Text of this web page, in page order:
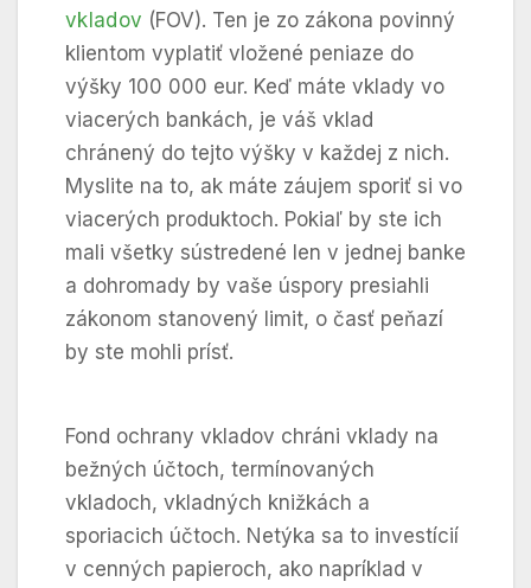
vkladov (FOV). Ten je zo zákona povinný
klientom vyplatiť vložené peniaze do
výšky 100 000 eur. Keď máte vklady vo
viacerých bankách, je váš vklad
chránený do tejto výšky v každej z nich.
Myslite na to, ak máte záujem sporiť si vo
viacerých produktoch. Pokiaľ by ste ich
mali všetky sústredené len v jednej banke
a dohromady by vaše úspory presiahli
zákonom stanovený limit, o časť peňazí
by ste mohli prísť.
Fond ochrany vkladov chráni vklady na
bežných účtoch, termínovaných
vkladoch, vkladných knižkách a
sporiacich účtoch. Netýka sa to investícií
v cenných papieroch, ako napríklad v